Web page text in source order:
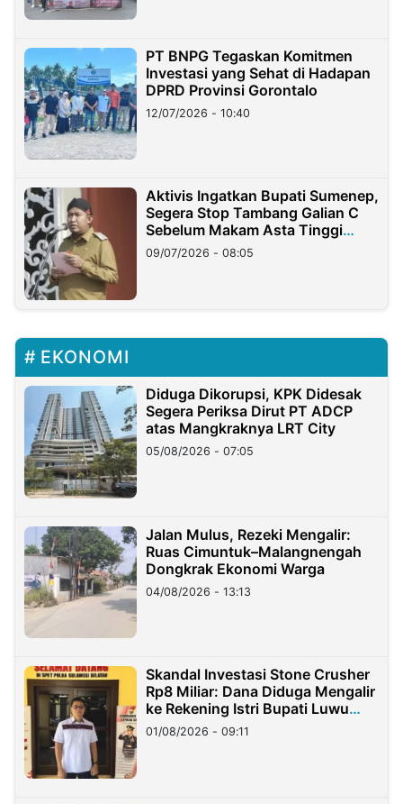
PT BNPG Tegaskan Komitmen
Investasi yang Sehat di Hadapan
DPRD Provinsi Gorontalo
12/07/2026 - 10:40
Aktivis Ingatkan Bupati Sumenep,
Segera Stop Tambang Galian C
Sebelum Makam Asta Tinggi
Longsor
09/07/2026 - 08:05
EKONOMI
Diduga Dikorupsi, KPK Didesak
Segera Periksa Dirut PT ADCP
atas Mangkraknya LRT City
05/08/2026 - 07:05
Jalan Mulus, Rezeki Mengalir:
Ruas Cimuntuk–Malangnengah
Dongkrak Ekonomi Warga
04/08/2026 - 13:13
Skandal Investasi Stone Crusher
Rp8 Miliar: Dana Diduga Mengalir
ke Rekening Istri Bupati Luwu
Timur
01/08/2026 - 09:11